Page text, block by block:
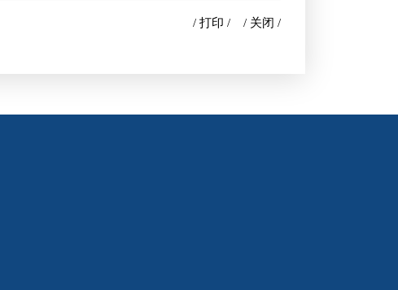
/ 打印 / / 关闭 /